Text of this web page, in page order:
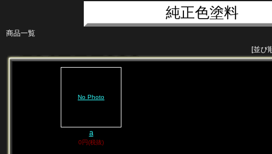
純正色塗料
商品一覧
[並び
No Photo
a
0円(税抜)